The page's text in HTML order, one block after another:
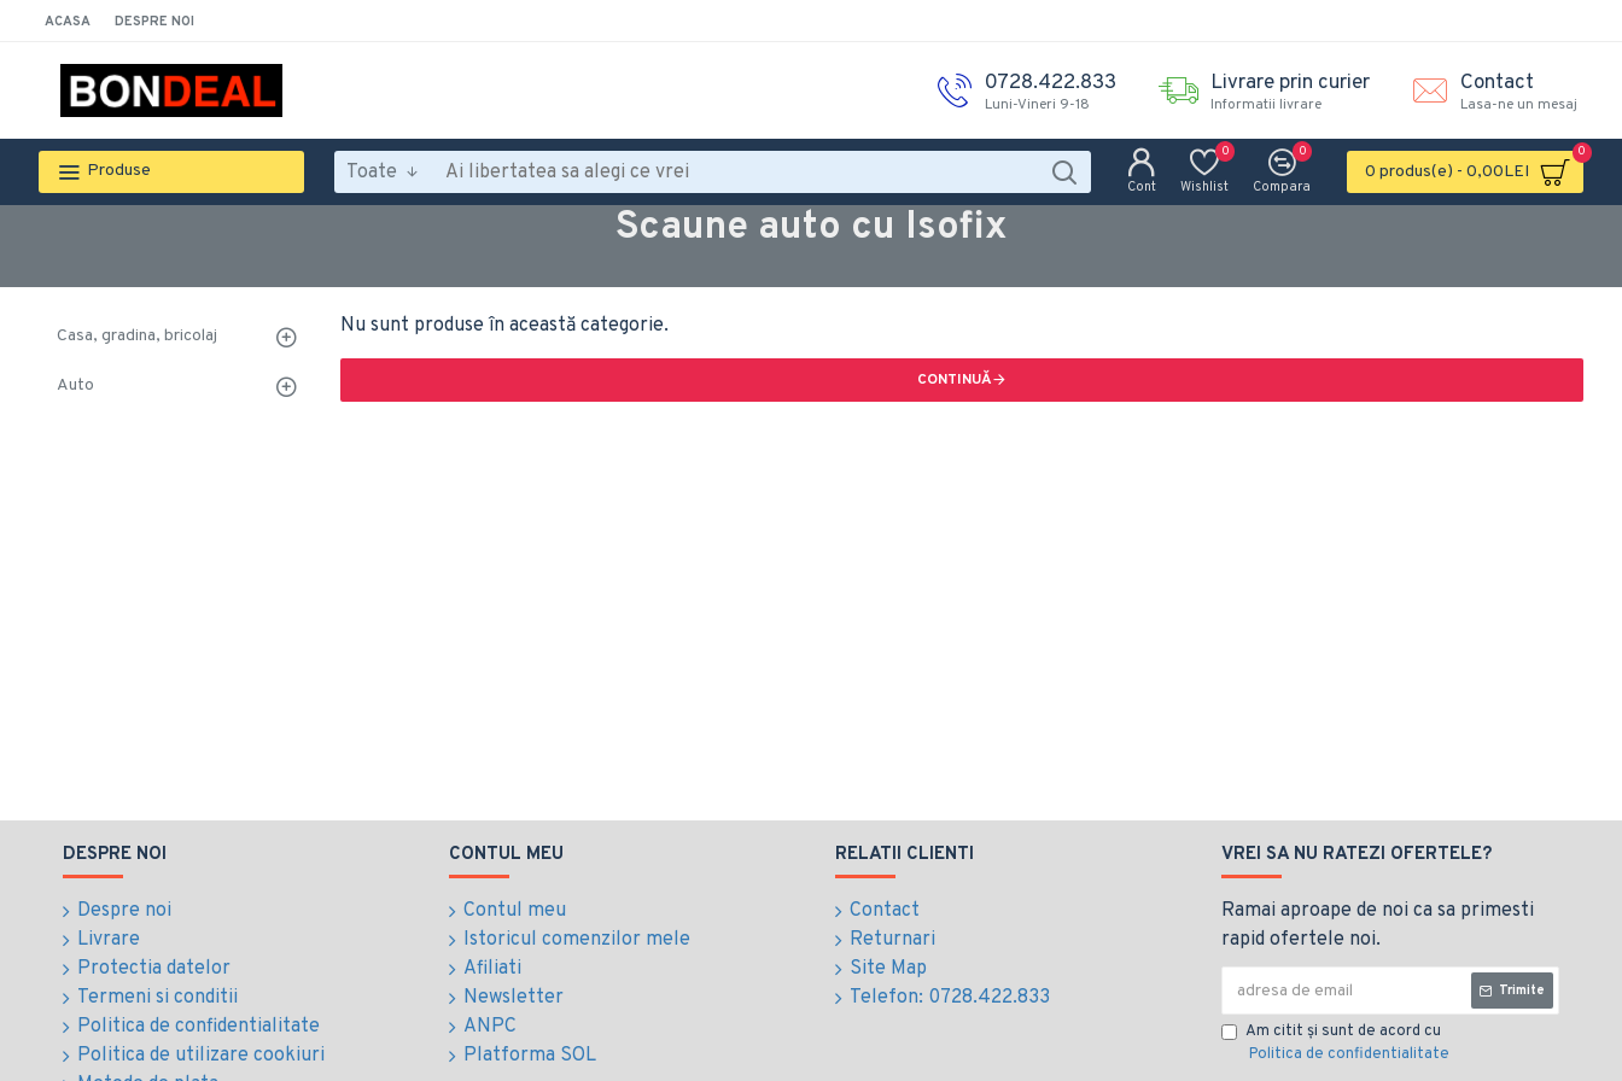
ACASA DESPRE NOI
0728.422.833
Luni-Vineri 9-18
Livrare prin curier
Informatii livrare
Contact
Lasa-ne un mesaj
Produse Toate
Cont Wishlist
0
Compara
0
0 produs(e) - 0,00LEI
0
Scaune auto cu Isofix
Casa, gradina, bricolaj
Auto
Nu sunt produse în această categorie.
CONTINUĂ
DESPRE NOI
Despre noi
Livrare
Protectia datelor
Termeni si conditii
Politica de confidentialitate
Politica de utilizare cookiuri
CONTUL MEU
Contul meu
Istoricul comenzilor mele
Afiliati
Newsletter
ANPC
Platforma SOL
RELATII CLIENTI
Contact
Returnari
Site Map
Telefon: 0728.422.833
VREI SA NU RATEZI OFERTELE?
Ramai aproape de noi ca sa primesti
rapid ofertele noi.
Trimite
Am citit şi sunt de acord cu
Politica de confidentialitate